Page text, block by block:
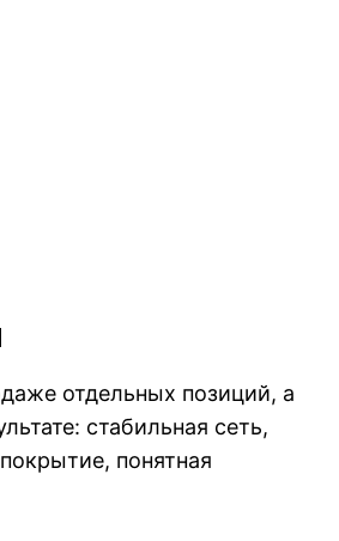
отдельных позиций, а
стабильная сеть,
понятная